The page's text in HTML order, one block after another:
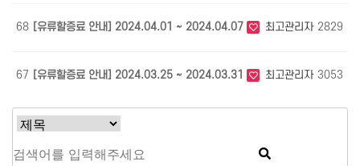
68 [유류할증료 안내] 2024.04.01 ~ 2024.04.07 최고관리자 2829
67 [유류할증료 안내] 2024.03.25 ~ 2024.03.31 최고관리자 3053